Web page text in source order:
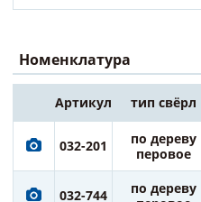
Номенклатура
Артикул тип свёрл
032-201
по дереву
перовое
032-744
по дереву